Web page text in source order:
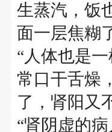
生蒸汽，饭
面一层焦糊
“人体也是
常口干舌燥
了，肾阳又
“肾阴虚的